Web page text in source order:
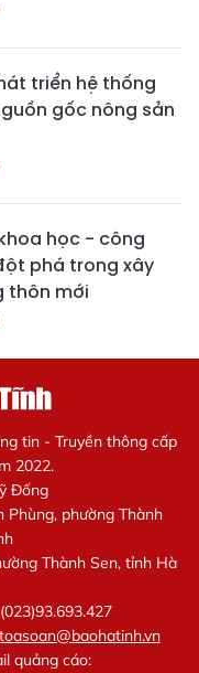
triển hệ thống
gốc nông sản
học - công
phá trong xây
thôn mới
tin - Truyền thông cấp
2022.
Đống
Phùng, phường Thành
Thành Sen, tỉnh Hà
toasoan@baohatinh.vn
quảng cáo: